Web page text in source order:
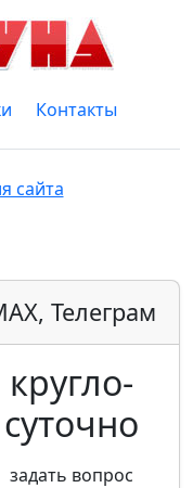
Контакты
сайта
Телеграм
кругло­
суточно
задать вопрос